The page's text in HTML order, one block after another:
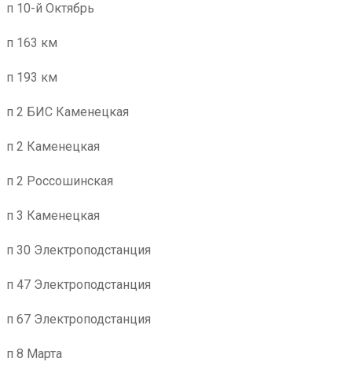
п 10-й Октябрь
п 163 км
п 193 км
п 2 БИС Каменецкая
п 2 Каменецкая
п 2 Россошинская
п 3 Каменецкая
п 30 Электроподстанция
п 47 Электроподстанция
п 67 Электроподстанция
п 8 Марта